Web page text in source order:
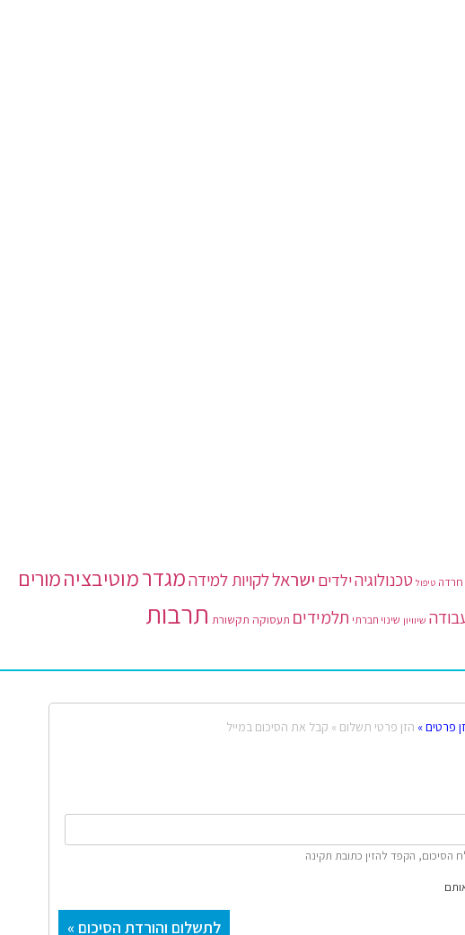
חרדה טיפול טכנולוגיהילדים ישראללקויות למידהמגדרמוטיבציהמורים
שיוויון שינוי חברתי תלמידים תעסוקה תקשורת תרבות
פרטים » הזן פרטי תשלום » קבל את הסיכום במייל
הסיכום, הקפד להזין כתובת תקינה